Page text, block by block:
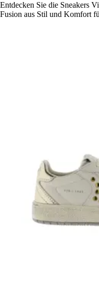
Entdecken Sie die Sneakers
Fusion aus Stil und Komfort